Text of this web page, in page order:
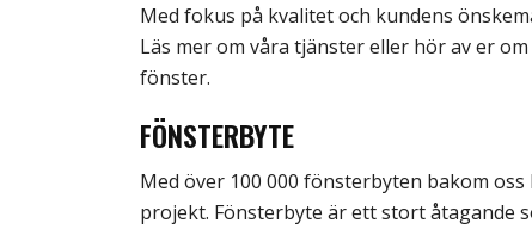
Med fokus på kvalitet och kundens
Läs mer om våra tjänster eller hör av er
fönster.
FÖNSTERBYTE
Med över 100 000 fönsterbyten bakom
projekt. Fönsterbyte är ett stort åtagande